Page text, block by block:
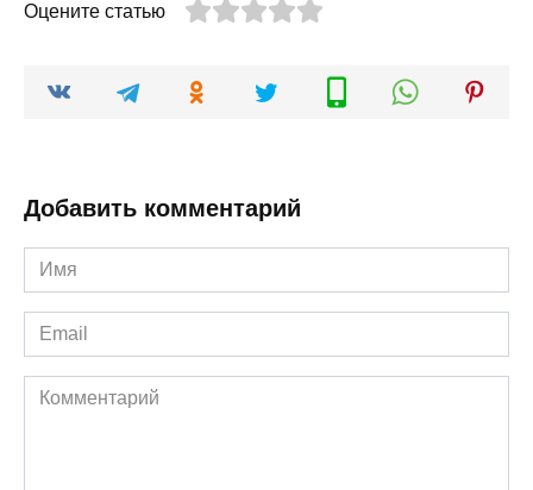
Оцените статью
Добавить комментарий
Имя
*
Email
*
Комментарий